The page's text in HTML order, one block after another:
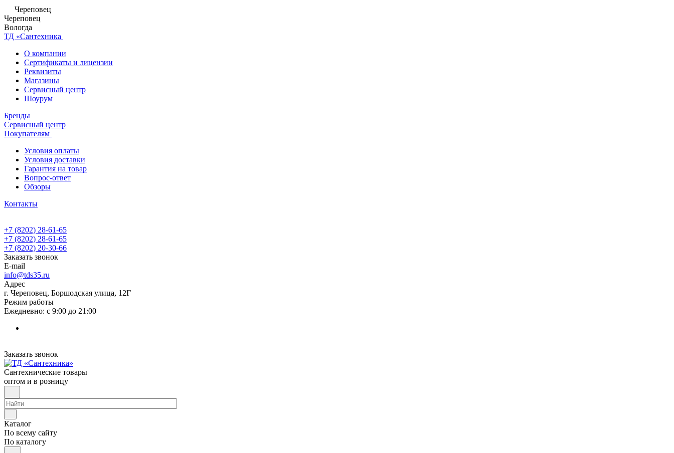
Череповец
Череповец
Вологда
ТД «Сантехника
О компании
Сертификаты и лицензии
Реквизиты
Магазины
Сервисный центр
Шоурум
Бренды
Сервисный центр
Покупателям
Условия оплаты
Условия доставки
Гарантия на товар
Вопрос-ответ
Обзоры
Контакты
+7 (8202) 28‑61-65
+7 (8202) 28‑61-65
+7 (8202) 20‑30-66
Заказать звонок
E-mail
info@tds35.ru
Адрес
г. Череповец, Боршодская улица, 12Г
Режим работы
Ежедневно: с 9:00 до 21:00
Заказать звонок
Сантехнические товары
оптом и в розницу
Каталог
По всему сайту
По каталогу